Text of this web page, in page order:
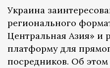
Украина
регионального
Центральная Азия» и
платформу для
посредников. Об этом